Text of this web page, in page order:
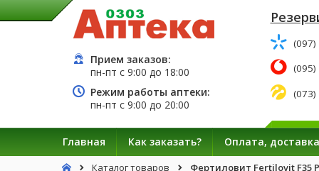
Прием заказов:
пн-пт с9:00 до 18:00
Режим работы аптеки:
пн-пт с9:00 до 20:00
(097)
(095)
(073)
Главная Как заказать? Оплата, доставка
Каталог товаров Фертиловит Fertilovit F35